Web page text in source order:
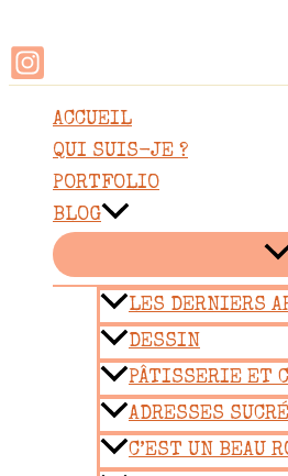
au
contenu
ACCUEIL
QUI SUIS-JE ?
PORTFOLIO
BLOG
LES DERNIERS
DESSIN
PÂTISSERIE ET
ADRESSES
C’EST UN BEAU